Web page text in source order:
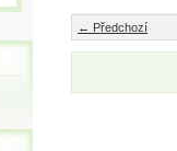
← Předchozí